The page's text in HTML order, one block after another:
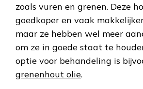
zoals vuren en grenen. Deze
goedkoper en vaak
maar ze hebben wel meer
om ze in goede staat te
optie voor behandeling is
grenenhout olie.